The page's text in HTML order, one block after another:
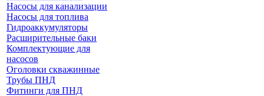
Насосы для канализации
Насосы для топлива
Гидроаккумуляторы
Расширительные баки
Комплектующие для
насосов
Оголовки скважинные
Трубы ПНД
Фитинги для ПНД